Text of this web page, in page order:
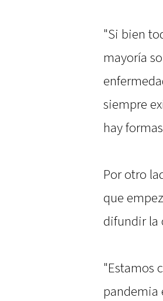
"Si bien
mayoría
siempre
hay
Por otro
que
difundir la
"Estamos
pandemia